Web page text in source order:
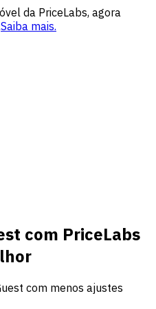
da PriceLabs, agora
Saiba mais.
com PriceLabs
com menos ajustes